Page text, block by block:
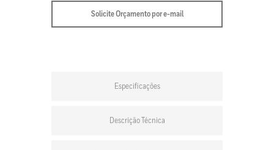
Solicite Orçamento por e-mail
Especificações
Descrição Técnica